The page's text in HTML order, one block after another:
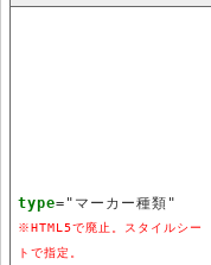
type="マーカー種類"
※HTML5で廃止。スタイルシー
トで指定。